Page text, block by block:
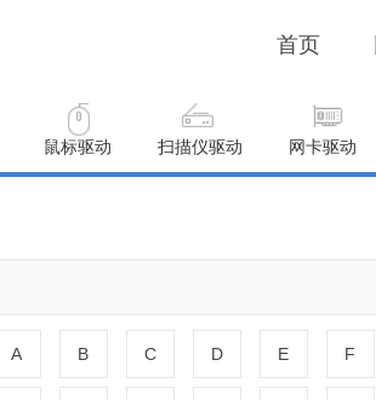
首页
鼠标驱动 扫描仪驱动 网卡驱动
A B C D E F